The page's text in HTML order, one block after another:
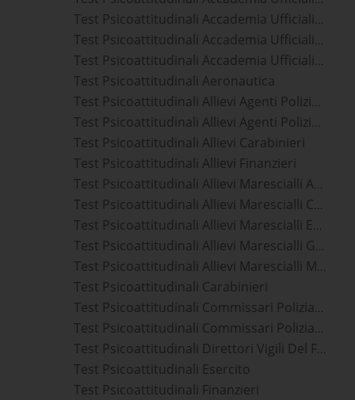
Test Psicoattitudinali Accademia Ufficiali Carabinieri
Test Psicoattitudinali Accademia Ufficiali Guardia Di Finanza
Test Psicoattitudinali Accademia Ufficiali Marina Militare
Test Psicoattitudinali Aeronautica
Test Psicoattitudinali Allievi Agenti Polizia Di Stato
Test Psicoattitudinali Allievi Agenti Polizia Penitenziaria
Test Psicoattitudinali Allievi Carabinieri
Test Psicoattitudinali Allievi Finanzieri
Test Psicoattitudinali Allievi Marescialli Aeronautica Militare
Test Psicoattitudinali Allievi Marescialli Carabinieri
Test Psicoattitudinali Allievi Marescialli Esercito
Test Psicoattitudinali Allievi Marescialli Guardia Di Finanza
Test Psicoattitudinali Allievi Marescialli Marina Militare
Test Psicoattitudinali Carabinieri
Test Psicoattitudinali Commissari Polizia Di Stato
Test Psicoattitudinali Commissari Polizia Penitenziaria
Test Psicoattitudinali Direttori Vigili Del Fuoco
Test Psicoattitudinali Esercito
Test Psicoattitudinali Finanzieri